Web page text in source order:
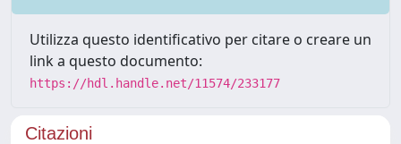
Utilizza questo identificativo per citare o creare un
link a questo documento:
https://hdl.handle.net/11574/233177
Citazioni